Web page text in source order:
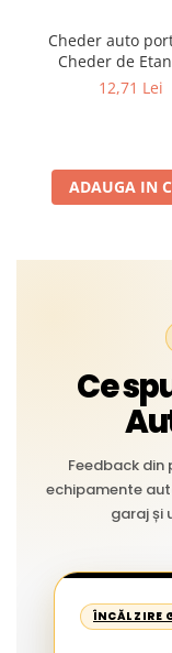
Cheder auto
Cheder de
Profesional din
Liniar
12,71 Lei
ADAUGA IN
Ce
Feedback
echipamente
garaj și
ÎNCĂLZIRE